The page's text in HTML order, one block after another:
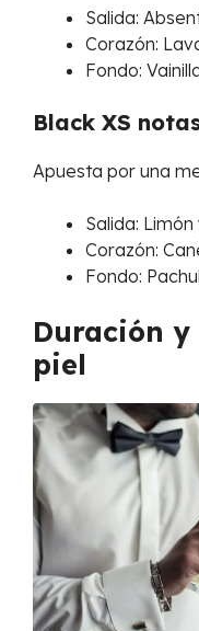
Salida:
Corazón:
Fondo:
Black XS
Apuesta por una
Salida: Limón
Corazón:
Fondo:
Duración
piel